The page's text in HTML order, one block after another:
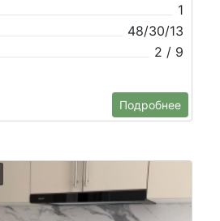
1
48/30/13
2 / 9
Подробнее